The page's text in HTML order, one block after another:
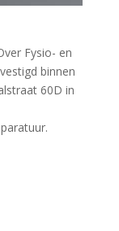
Fysio- en
binnen
60D in